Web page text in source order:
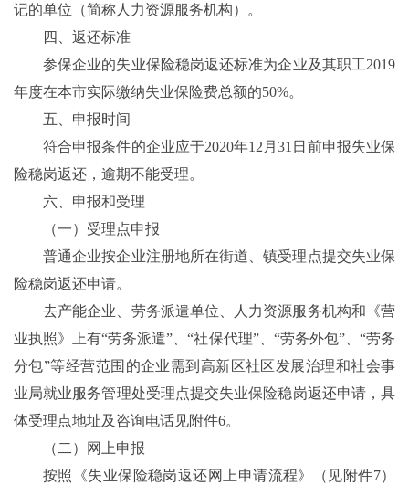
记的单位（简称人力资源服务机构）。
四、返还标准
参保企业的失业保险稳岗返还标准为企业及其职工2019
年度在本市实际缴纳失业保险费总额的50%。
五、申报时间
符合申报条件的企业应于2020年12月31日前申报失业保
险稳岗返还，逾期不能受理。
六、申报和受理
（一）受理点申报
普通企业按企业注册地所在街道、镇受理点提交失业保
险稳岗返还申请。
去产能企业、劳务派遣单位、人力资源服务机构和《营
业执照》上有“劳务派遣”、“社保代理”、“劳务外包”、“劳务
分包”等经营范围的企业需到高新区社区发展治理和社会事
业局就业服务管理处受理点提交失业保险稳岗返还申请，具
体受理点地址及咨询电话见附件6。
（二）网上申报
按照《失业保险稳岗返还网上申请流程》（见附件7）